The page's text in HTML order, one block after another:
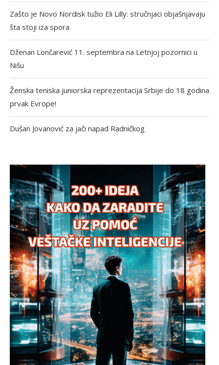
Zašto je Novo Nordisk tužio Eli Lilly: stručnjaci objašnjavaju
šta stoji iza spora
Dženan Lončarević 11. septembra na Letnjoj pozornici u
Nišu
Ženska teniska juniorska reprezentacija Srbije do 18 godina
prvak Evrope!
Dušan Jovanović za jači napad Radničkog